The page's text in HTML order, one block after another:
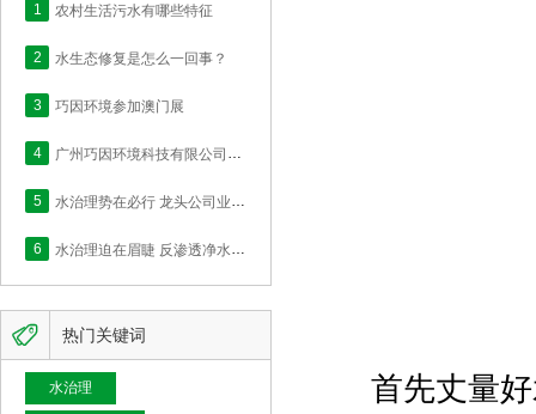
1 农村生活污水有哪些特征
2 水生态修复是怎么一回事？
3 巧因环境参加澳门展
4 广州巧因环境科技有限公司网站正式上线！
5 水治理势在必行 龙头公司业绩快速释放
6 水治理迫在眉睫 反渗透净水的价值何在？
 热门关键词
水治理
首先丈量好